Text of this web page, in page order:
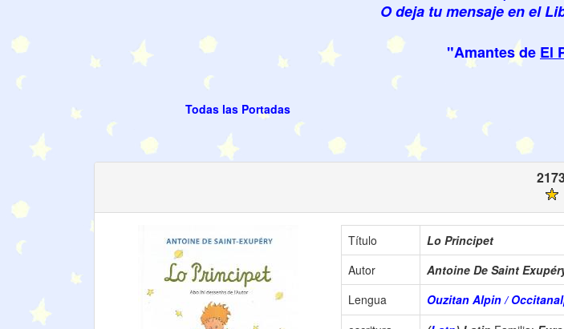
O deja tu mensaje en el
"Amantes de El
Todas las Portadas
Título
Lo Principet
Autor
Antoine De Saint
Lengua
Ouzitan Alpin /